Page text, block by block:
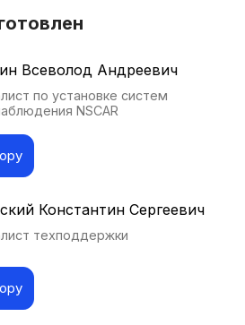
эксплуатации и по
Всеволод Андреевич
по установке систем
NSCAR
Константин Сергеевич
техподдержки